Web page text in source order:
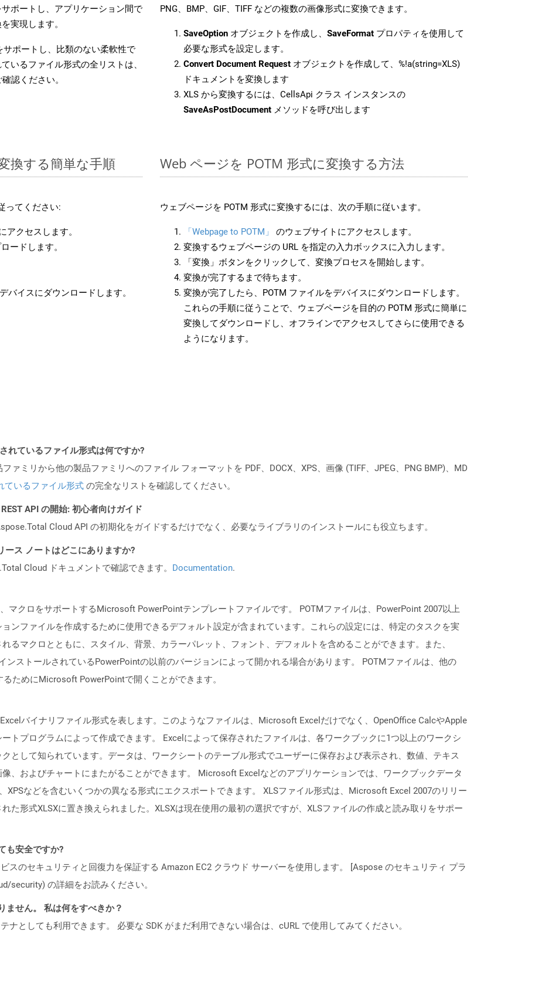
ポートし、アプリケーション間で
実現します。
ポートし、比類のない柔軟性で
いるファイル形式の全リストは、
認ください。
PNG、BMP、GIF、TIFF などの複数の画像形式に変換できます。
SaveOption オブジェクトを作成し、 SaveFormat プロパティを使用して
必要な形式を設定します。
Convert Document Request オブジェクトを作成して、%!a(string=XLS)
ドキュメントを変換します
XLS から変換するには、CellsApi クラス インスタンスの
SaveAsPostDocument メソッドを呼び出します
換する簡単な手順
ってください:
アクセスします。
ードします。
バイスにダウンロードします。
Web ページを POTM 形式に変換する方法
ウェブページを POTM 形式に変換するには、次の手順に従います。
「Webpage to POTM」
のウェブサイトにアクセスします。
変換するウェブページの URL を指定の入力ボックスに入力します。
「変換」ボタンをクリックして、変換プロセスを開始します。
変換が完了するまで待ちます。
変換が完了したら、POTM ファイルをデバイスにダウンロードします。
これらの手順に従うことで、ウェブページを目的の POTM 形式に簡単に
変換してダウンロードし、オフラインでアクセスしてさらに使用できる
ようになります。
れているファイル形式は何ですか?
ァミリから他の製品ファミリへのファイル フォーマットを PDF、DOCX、XPS、画像 (TIFF、JPEG、PNG BMP)、MD
ているファイル形式 の完全なリストを確認してください。
API の開始: 初心者向けガイド
Cloud API の初期化をガイドするだけでなく、必要なライブラリのインストールにも役立ちます。
ース ノートはどこにありますか?
Cloud ドキュメントで確認できます。 Documentation.
マクロをサポートするMicrosoft PowerPointテンプレートファイルです。 POTMファイルは、PowerPoint 2007以上
ンファイルを作成するために使用できるデフォルト設定が含まれています。これらの設定には、特定のタスクを実
るマクロとともに、スタイル、背景、カラーパレット、フォント、デフォルトを含めることができます。また、
ンストールされているPowerPointの以前のバージョンによって開かれる場合があります。 POTMファイルは、他の
ためにMicrosoft PowerPointで開くことができます。
バイナリファイル形式を表します。このようなファイルは、Microsoft Excelだけでなく、OpenOffice CalcやApple
トプログラムによって作成できます。 Excelによって保存されたファイルは、各ワークブックに1つ以上のワークシ
として知られています。データは、ワークシートのテーブル形式でユーザーに保存および表示され、数値、テキス
、およびチャートにまたがることができます。 Microsoft Excelなどのアプリケーションでは、ワークブックデータ
XPSなどを含むいくつかの異なる形式にエクスポートできます。 XLSファイル形式は、Microsoft Excel 2007のリリー
た形式XLSXに置き換えられました。XLSXは現在使用の最初の選択ですが、XLSファイルの作成と読み取りをサポー
も安全ですか?
スのセキュリティと回復力を保証する Amazon EC2 クラウド サーバーを使用します。 [Aspose のセキュリティ プラ
security) の詳細をお読みください。
ません。 私は何をすべきか？
ナとしても利用できます。 必要な SDK がまだ利用できない場合は、cURL で使用してみてください。